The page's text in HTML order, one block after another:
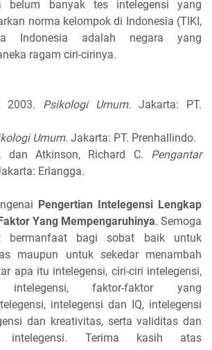
belum banyak tes intelegensi yang
norma kelompok di Indonesia (TIKI,
Indonesia adalah negara yang
ragam ciri-cirinya.
2003. Psikologi Umum. Jakarta: PT.
Umum. Jakarta: PT. Prenhallindo.
dan Atkinson, Richard C. Pengantar
Erlangga.
Pengertian Intelegensi Lengkap
Yang Mempengaruhinya. Semoga
bermanfaat bagi sobat baik untuk
maupun untuk sekedar menambah
apa itu intelegensi, ciri-ciri intelegensi,
intelegensi, faktor-faktor yang
intelegensi dan IQ, intelegensi
dan kreativitas, serta validitas dan
intelegensi. Terima kasih atas